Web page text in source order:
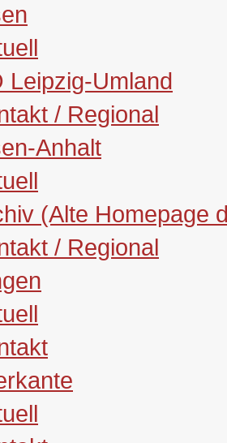
Leipzig-Umland
/ Regional
Anhalt
(Alte Homepage
/ Regional